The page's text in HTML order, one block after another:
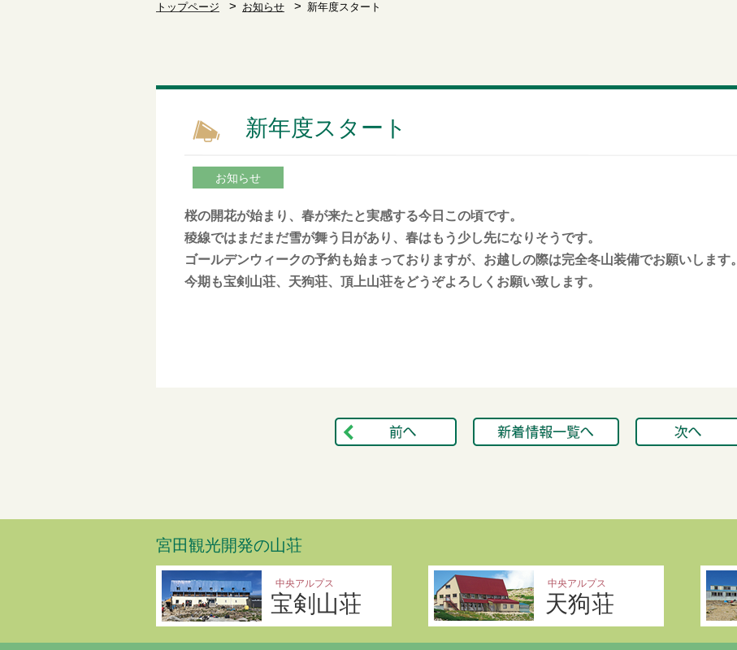
トップページ お知らせ 新年度スタート
新年度スタート
お知らせ
桜の開花が始まり、春が来たと実感する今日この頃です。
稜線ではまだまだ雪が舞う日があり、春はもう少し先になりそうです。
ゴールデンウィークの予約も始まっておりますが、お越しの際は完全冬山装備でお願いします。
今期も宝剣山荘、天狗荘、頂上山荘をどうぞよろしくお願い致します。
宮田観光開発の山荘
中央アルプス
宝剣山荘
中央アルプス
天狗荘